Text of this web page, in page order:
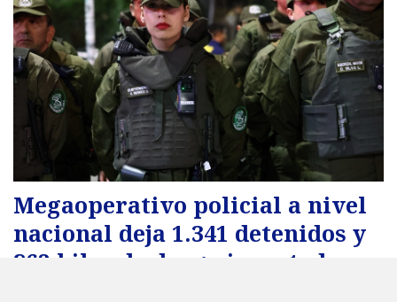
Megaoperativo policial a nivel
nacional deja 1.341 detenidos y
862 kilos de droga incautada